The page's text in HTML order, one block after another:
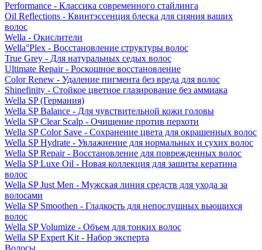
Performance - Классика современного стайлинга
Oil Reflections - Квинтэссенция блеска для сияния ваших
волос
Wella - Окислители
Wella°Plex - Восстановление структуры волос
True Grey - Для натуральных седых волос
Ultimate Repair - Роскошное восстановление
Color Renew - Удаление пигмента без вреда для волос
Shinefinity - Стойкое цветное глазирование без аммиака
Wella SP (Германия)
Wella SP Balance - Для чувствительной кожи головы
Wella SP Clear Scalp - Очищение против перхоти
Wella SP Color Save - Сохранение цвета для окрашенных волос
Wella SP Hydrate - Увлажнение для нормальных и сухих волос
Wella SP Repair - Восстановление для поврежденных волос
Wella SP Luxe Oil - Новая коллекция для защиты кератина
волос
Wella SP Just Men - Мужская линия средств для ухода за
волосами
Wella SP Smoothen - Гладкость для непослушных вьющихся
волос
Wella SP Volumize - Объем для тонких волос
Wella SP Expert Kit - Набор эксперта
Волосы